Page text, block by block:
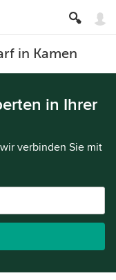
in Kamen
in Ihrer
verbinden Sie mit